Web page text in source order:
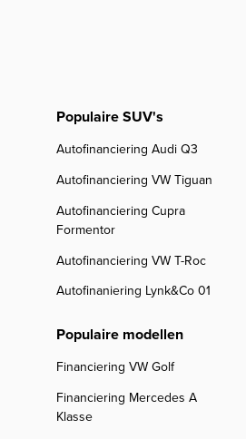
Populaire SUV's
Autofinanciering Audi Q3
Autofinanciering VW Tiguan
Autofinanciering Cupra
Formentor
Autofinanciering VW T-Roc
Autofinaniering Lynk&Co 01
Populaire modellen
Financiering VW Golf
Financiering Mercedes A
Klasse